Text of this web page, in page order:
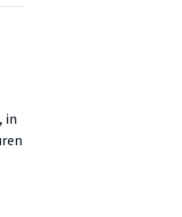
in